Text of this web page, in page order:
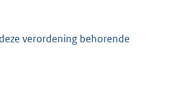
verordening behorende